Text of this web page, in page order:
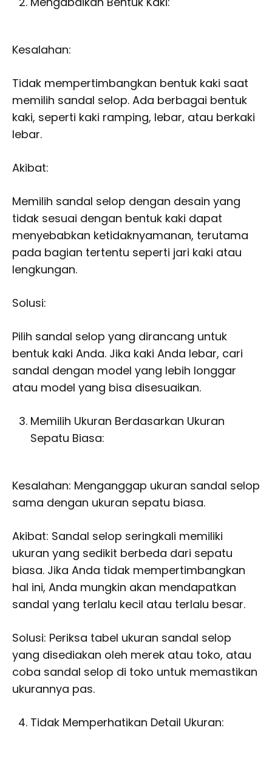
Kesalahan:
Tidak mempertimbangkan bentuk kaki saat
memilih sandal selop. Ada berbagai bentuk
kaki, seperti kaki ramping, lebar, atau berkaki
lebar.
Akibat:
Memilih sandal selop dengan desain yang
tidak sesuai dengan bentuk kaki dapat
menyebabkan ketidaknyamanan, terutama
pada bagian tertentu seperti jari kaki atau
lengkungan.
Solusi:
Pilih sandal selop yang dirancang untuk
bentuk kaki Anda. Jika kaki Anda lebar, cari
sandal dengan model yang lebih longgar
atau model yang bisa disesuaikan.
Memilih Ukuran Berdasarkan Ukuran
Sepatu Biasa:
Kesalahan: Menganggap ukuran sandal selop
sama dengan ukuran sepatu biasa.
Akibat: Sandal selop seringkali memiliki
ukuran yang sedikit berbeda dari sepatu
biasa. Jika Anda tidak mempertimbangkan
hal ini, Anda mungkin akan mendapatkan
sandal yang terlalu kecil atau terlalu besar.
Solusi: Periksa tabel ukuran sandal selop
yang disediakan oleh merek atau toko, atau
coba sandal selop di toko untuk memastikan
ukurannya pas.
Tidak Memperhatikan Detail Ukuran: